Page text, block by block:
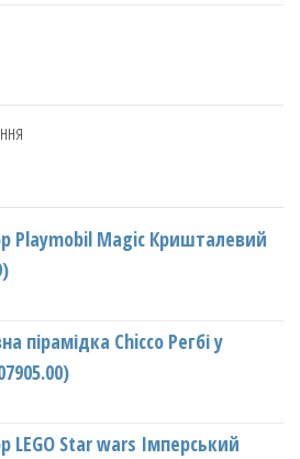
Playmobil Magic Кришталевий
пірамідка Chicco Регбі у
LEGO Star wars Імперський